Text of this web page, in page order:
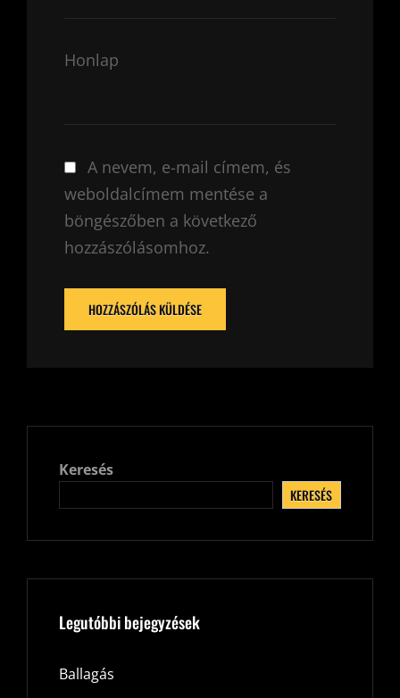
Honlap
A nevem, e-mail címem, és
weboldalcímem mentése a
böngészőben a következő
hozzászólásomhoz.
Keresés
KERESÉS
Legutóbbi bejegyzések
Ballagás